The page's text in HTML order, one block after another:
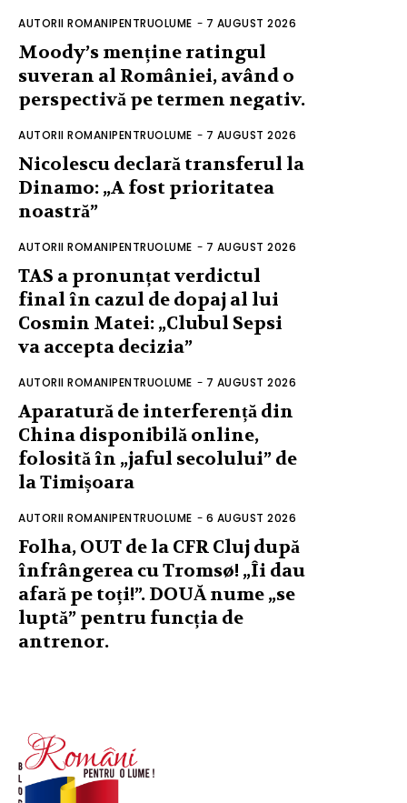
AUTORII ROMANIPENTRUOLUME - 7 AUGUST 2026
Moody’s menține ratingul
suveran al României, având o
perspectivă pe termen negativ.
AUTORII ROMANIPENTRUOLUME - 7 AUGUST 2026
Nicolescu declară transferul la
Dinamo: „A fost prioritatea
noastră”
AUTORII ROMANIPENTRUOLUME - 7 AUGUST 2026
TAS a pronunțat verdictul
final în cazul de dopaj al lui
Cosmin Matei: „Clubul Sepsi
va accepta decizia”
AUTORII ROMANIPENTRUOLUME - 7 AUGUST 2026
Aparatură de interferență din
China disponibilă online,
folosită în „jaful secolului” de
la Timișoara
AUTORII ROMANIPENTRUOLUME - 6 AUGUST 2026
Folha, OUT de la CFR Cluj după
înfrângerea cu Tromsø! „Îi dau
afară pe toți!”. DOUĂ nume „se
luptă” pentru funcția de
antrenor.